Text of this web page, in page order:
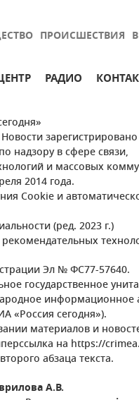
ПРОИСШЕСТВИЯ
РАДИО
надзору в сфере связи,
и массовых
2014 года.
Cookie и
(ред. 2023 г.)
Эл № ФС77-57640.
государственное
информационное
«Россия сегодня»).
материалов и
на https://
абзаца текста.
А.В.